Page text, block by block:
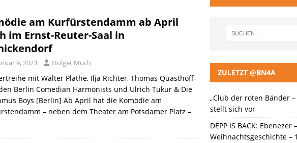
Staffel 3 neuer Trailer und Premiere in Berlin
Gaming-Headset mit Next-Gen-Technologie auf den Markt: Das
Bänder – Die neue Generation“ stellt sich vor
KINO / TV /
am Kurfürstendamm ab April
im Ernst-Reuter-Saal in
9, 2023 Holger Much
mit Walter Plathe, Ilja Richter, Thomas Quasthoff-
Berlin Comedian Harmonists und Ulrich Tukur & Die
Boys [Berlin] Ab April hat die Komödie am
– neben dem Theater am Potsdamer Platz –
ZULETZT @BN4A
„Club der roten Bänder
stellt sich vor
DEPP IS BACK: Ebenezer
Weihnachtsgeschichte –